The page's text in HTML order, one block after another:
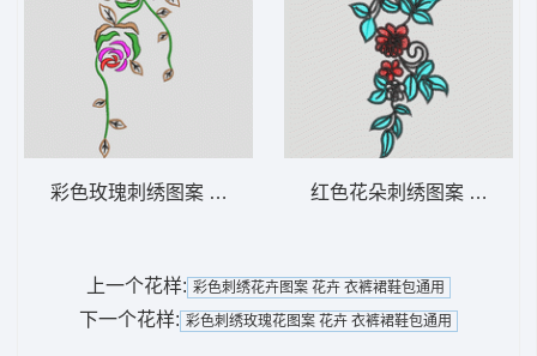
彩色玫瑰刺绣图案 花卉 衣裤裙鞋包通用红色花朵刺绣图案 花卉 衣
上一个花样: 彩色刺绣花卉图案 花卉 衣裤裙鞋包通用
下一个花样: 彩色刺绣玫瑰花图案 花卉 衣裤裙鞋包通用